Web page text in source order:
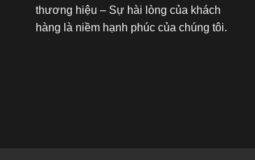
thương hiệu – Sự hài lòng của khách
hàng là niềm hạnh phúc của chúng tôi.